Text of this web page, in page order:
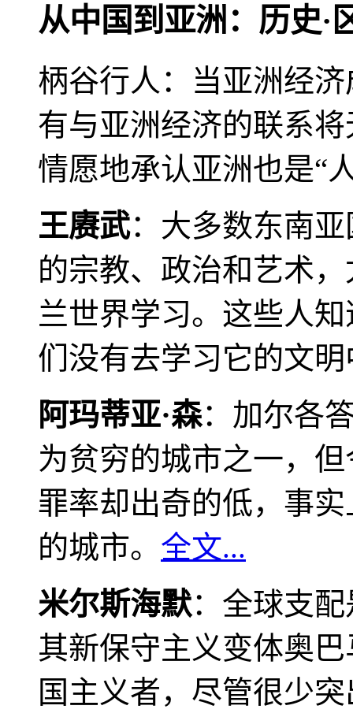
从中国到亚洲：历史·
柄谷行人：当亚洲经
有与亚洲经济的联系
情愿地承认亚洲也是“
王赓武：大多数东南
的宗教、政治和艺术
兰世界学习。这些人
们没有去学习它的文
阿玛蒂亚·森：加尔各
为贫穷的城市之一，
罪率却出奇的低，事
的城市。 全文...
米尔斯海默：全球支
其新保守主义变体奥
国主义者，尽管很少